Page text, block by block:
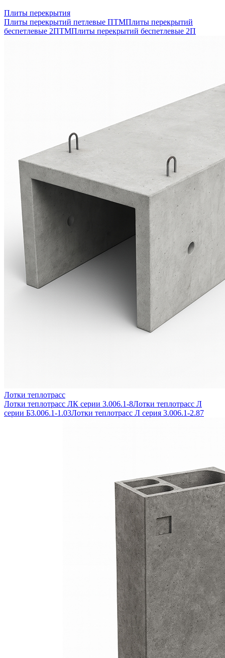
Плиты перекрытия
Плиты перекрытий петлевые ПТМПлиты перекрытий
беспетлевые 2ПТМПлиты перекрытий беспетлевые 2П
Лотки теплотрасс
Лотки теплотрасс ЛК серии 3.006.1-8Лотки теплотрасс Л
серии Б3.006.1-1.03Лотки теплотрасс Л серия 3.006.1-2.87